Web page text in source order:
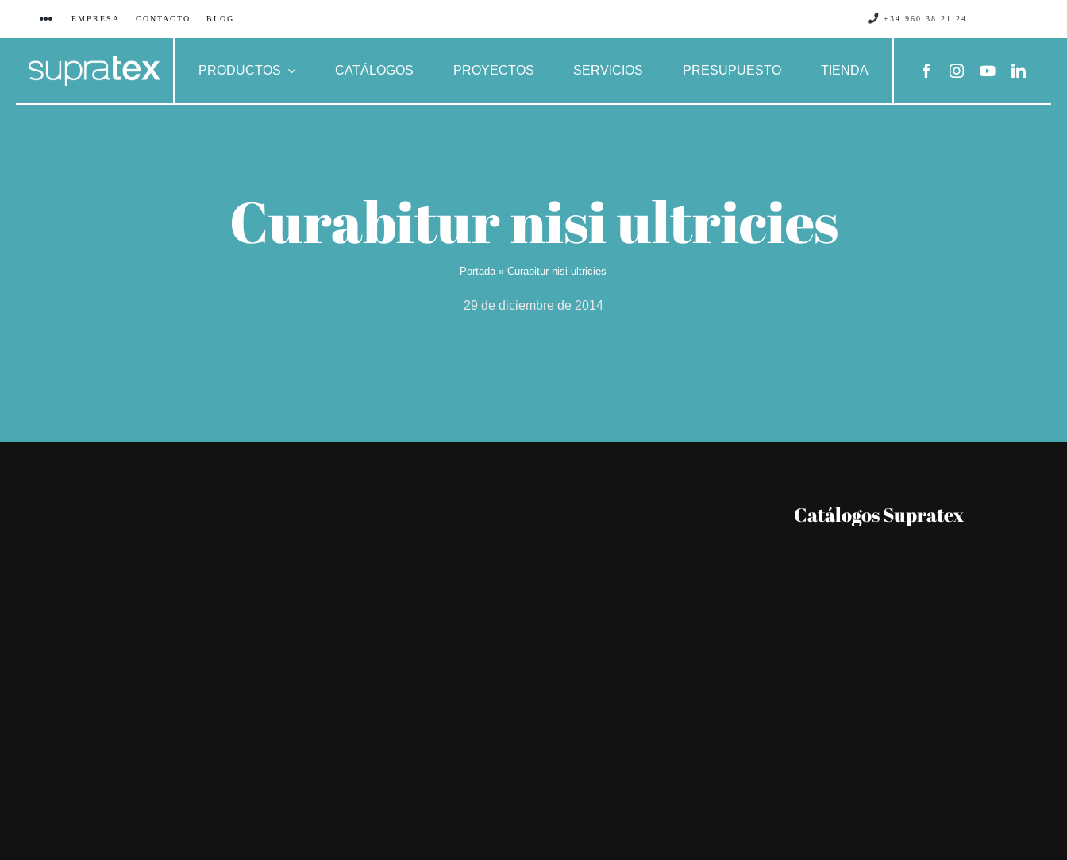
contenido
EMPRESA CONTACTO BLOG +34 960 38 21 24
PRODUCTOS CATÁLOGOS PROYECTOS SERVICIOS PRESUPUESTO TIENDA
Curabitur nisi ultricies
Portada »Curabitur nisi ultricies
29 de diciembre de 2014
Catálogos Supratex